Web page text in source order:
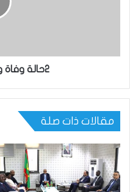
2حالة وفاة و60إصابة جديدة
مقالات ذات صلة